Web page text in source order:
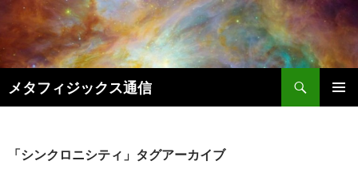
テ
ン
へ
メタフィジックス通信
索
「シンクロニシティ」タグアーカイブ